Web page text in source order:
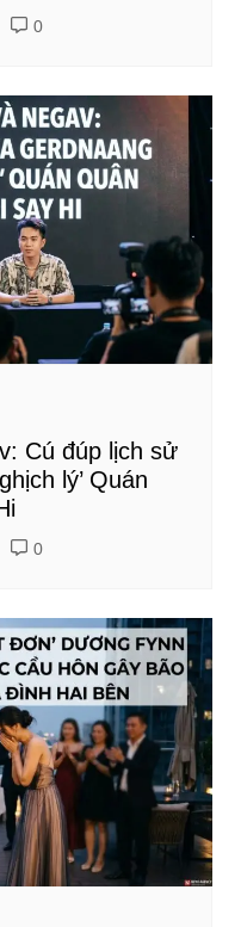
0
Cú đúp lịch sử
lý’ Quán
0